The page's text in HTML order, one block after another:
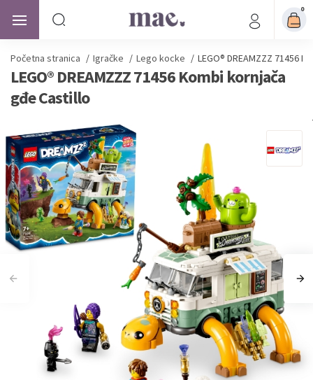
0
Početna stranica / Igračke / Lego kocke / LEGO® DREAMZZZ 71456
LEGO® DREAMZZZ 71456 Kombi kornjača
gđe Castillo